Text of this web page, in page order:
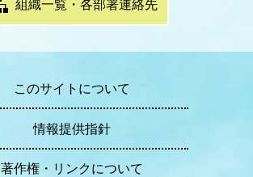
組織一覧・各部署連絡先
このサイトについて
情報提供指針
著作権・リンクについて